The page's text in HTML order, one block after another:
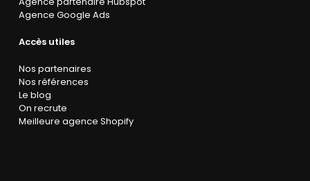
Agence Google Ads
Accès utiles
Nos partenaires
Nos références
Le blog
On recrute
Meilleure agence Shopify